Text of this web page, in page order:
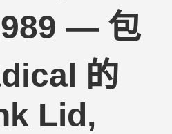
— 包
的
Lid,